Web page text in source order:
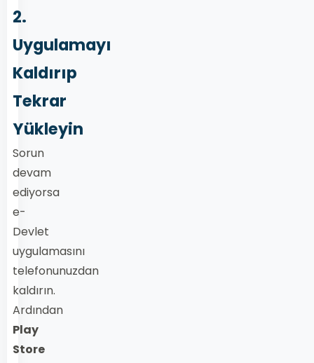
2.
Uygulamayı
Kaldırıp
Tekrar
Yükleyin
Sorun
devam
ediyorsa
e-
Devlet
uygulamasını
telefonunuzdan
kaldırın.
Ardından
Play
Store